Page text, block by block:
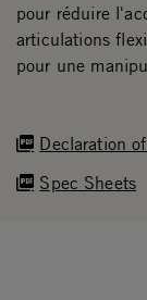
Declaration
Spec Sheets
pour réduire
articulations
pour une